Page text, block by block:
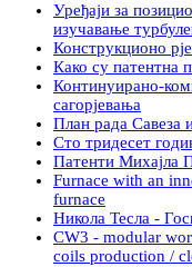
Уређаји за
изучавање
Конструкционо
Како су патентна
Континуирано-
сагорјевања
План рада Савеза
Сто тридесет
Патенти Михајла
Furnace with an
furnace
Никола Тесла -
CW3 - modular
coils production /